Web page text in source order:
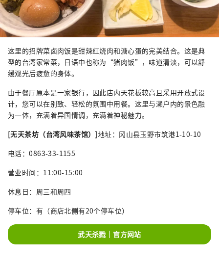
这里的招牌菜卤肉饭是甜辣红烧肉和溏心蛋的完美结合。这是典
型的台湾家常菜，日语中也称为“猪肉饭”，味道清淡，可以舒
缓观光后疲惫的身体。
由于餐厅原本是一家银行，因此店内天花板较高且采用开放式设
计，您可以在别致、轻松的氛围中用餐。这里与濑户内的景色融
为一体，充满着异国情调，充满着神秘魅力。
[无天茶坊（台湾风味茶馆）]地址：冈山县玉野市筑港1-10-10
电话：0863-33-1155
营业时间：11:00-15:00
休息日：周三和周四
停车位：有（商店北侧有20个停车位）
武天杀戮｜官方网站